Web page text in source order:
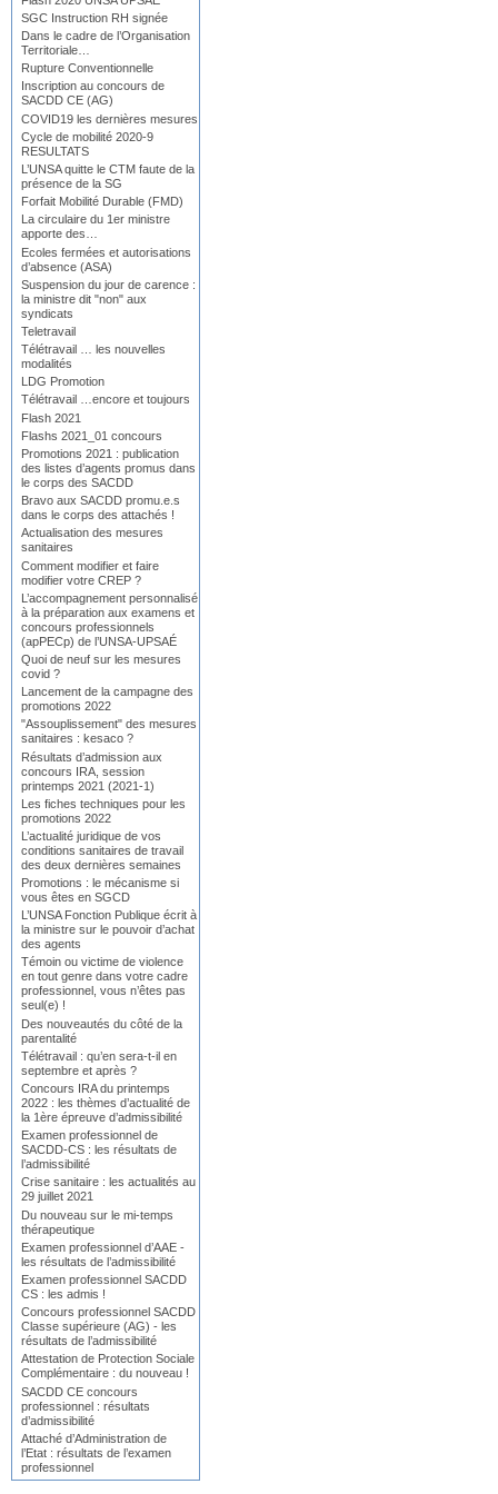
SGC Instruction RH signée
Dans le cadre de l’Organisation
Territoriale…
Rupture Conventionnelle
Inscription au concours de
SACDD CE (AG)
COVID19 les dernières mesures
Cycle de mobilité 2020-9
RESULTATS
L’UNSA quitte le CTM faute de la
présence de la SG
Forfait Mobilité Durable (FMD)
La circulaire du 1er ministre
apporte des…
Ecoles fermées et autorisations
d’absence (ASA)
Suspension du jour de carence :
la ministre dit "non" aux
syndicats
Teletravail
Télétravail … les nouvelles
modalités
LDG Promotion
Télétravail …encore et toujours
Flash 2021
Flashs 2021_01 concours
Promotions 2021 : publication
des listes d’agents promus dans
le corps des SACDD
Bravo aux SACDD promu.e.s
dans le corps des attachés !
Actualisation des mesures
sanitaires
Comment modifier et faire
modifier votre CREP ?
L’accompagnement personnalisé
à la préparation aux examens et
concours professionnels
(apPECp) de l’UNSA-UPSAÉ
Quoi de neuf sur les mesures
covid ?
Lancement de la campagne des
promotions 2022
"Assouplissement" des mesures
sanitaires : kesaco ?
Résultats d’admission aux
concours IRA, session
printemps 2021 (2021-1)
Les fiches techniques pour les
promotions 2022
L’actualité juridique de vos
conditions sanitaires de travail
des deux dernières semaines
Promotions : le mécanisme si
vous êtes en SGCD
L’UNSA Fonction Publique écrit à
la ministre sur le pouvoir d’achat
des agents
Témoin ou victime de violence
en tout genre dans votre cadre
professionnel, vous n’êtes pas
seul(e) !
Des nouveautés du côté de la
parentalité
Télétravail : qu’en sera-t-il en
septembre et après ?
Concours IRA du printemps
2022 : les thèmes d’actualité de
la 1ère épreuve d’admissibilité
Examen professionnel de
SACDD-CS : les résultats de
l’admissibilité
Crise sanitaire : les actualités au
29 juillet 2021
Du nouveau sur le mi-temps
thérapeutique
Examen professionnel d’AAE -
les résultats de l’admissibilité
Examen professionnel SACDD
CS : les admis !
Concours professionnel SACDD
Classe supérieure (AG) - les
résultats de l’admissibilité
Attestation de Protection Sociale
Complémentaire : du nouveau !
SACDD CE concours
professionnel : résultats
d’admissibilité
Attaché d’Administration de
l’Etat : résultats de l’examen
professionnel